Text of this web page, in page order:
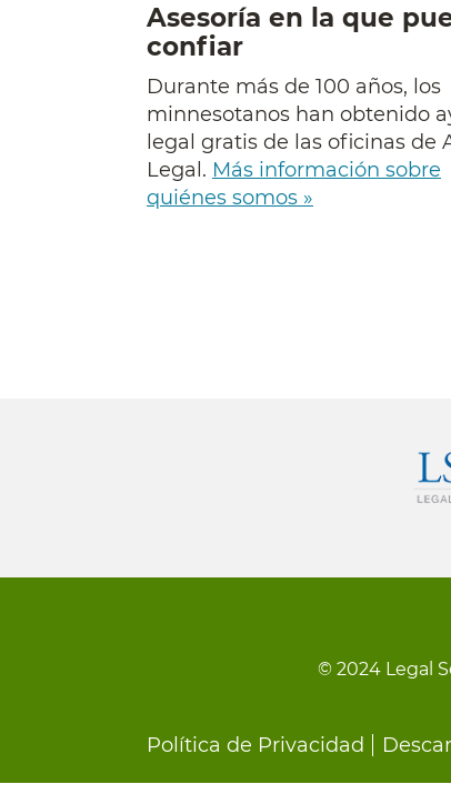
Asesoría en la que
confiar
Durante más de 100 años, los
minnesotanos han obtenido
legal gratis de las oficinas de
Legal. Más información sobre
quiénes somos »
© 2024 Legal
Footer
Política de Privacidad